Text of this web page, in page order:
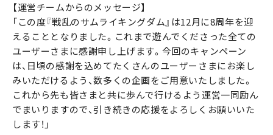
【運営チームからのメッセージ】
「この度『戦乱のサムライキングダム』は12月に8周年を迎
えることとなりました。これまで遊んでくださった全ての
ユーザーさまに感謝申し上げます。今回のキャンペーン
は、日頃の感謝を込めてたくさんのユーザーさまにお楽し
みいただけるよう、数多くの企画をご用意いたしました。
これから先も皆さまと共に歩んで行けるよう運営一同励ん
でまいりますので、引き続きの応援をよろしくお願いいた
します！」